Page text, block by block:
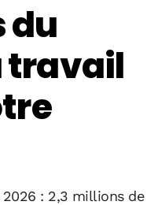
du
travail
: 2,3 millions de